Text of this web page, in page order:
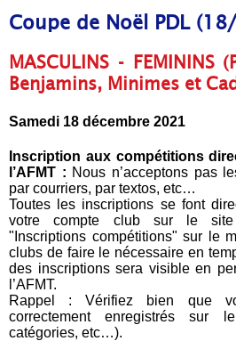
Coupe de Noël PDL
MASCULINS - FEMININS
Benjamins, Minimes et
Samedi 18 décembre 2021
Inscription aux compétitions
l’AFMT : Nous n’acceptons pas
par courriers, par textos, etc…
Toutes les inscriptions se font
votre compte club sur le site
"Inscriptions compétitions" sur le
clubs de faire le nécessaire en
des inscriptions sera visible en
l’AFMT.
Rappel : Vérifiez bien que
correctement enregistrés sur
catégories, etc…).